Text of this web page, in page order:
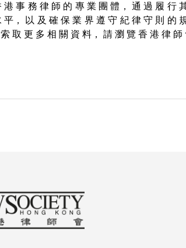
港 事 務 律 師 的 專 業 團 體， 通 過 履 行
平， 以 及 確 保 業 界 遵 守 紀 律 守 則 的
取 更 多 相 關 資 料， 請 瀏 覽 香 港 律 師